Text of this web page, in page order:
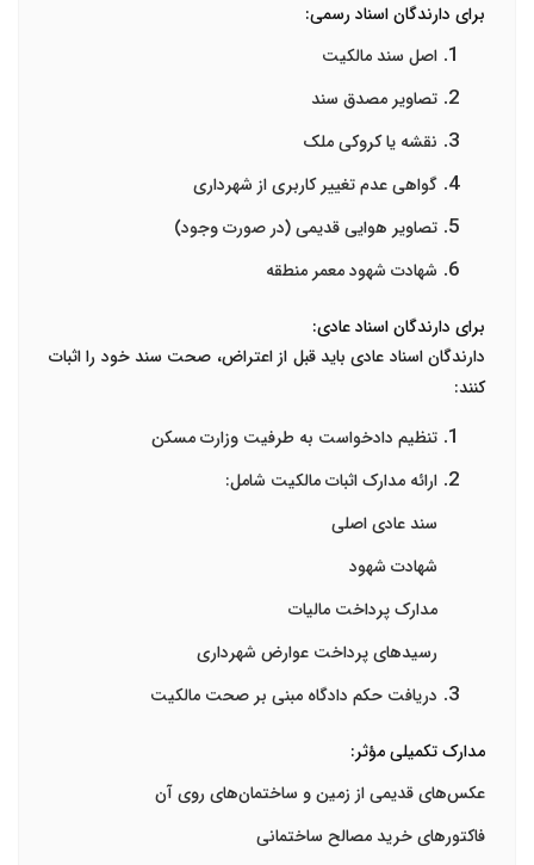
برای دارندگان اسناد رسمی:
اصل سند مالکیت
تصاویر مصدق سند
نقشه یا کروکی ملک
گواهی عدم تغییر کاربریاز شهرداری
تصاویر هوایی قدیمی(در صورت وجود)
شهادت شهود معمر منطقه
برای دارندگان اسناد عادی:
دارندگان اسناد عادی باید قبل از اعتراض، صحت سند خود را اثبات
کنند:
تنظیم دادخواست به طرفیت وزارت مسکن
ارائه مدارک اثبات مالکیت شامل:
سند عادی اصلی
شهادت شهود
مدارک پرداخت مالیات
رسیدهای پرداخت عوارض شهرداری
دریافت حکم دادگاه مبنی بر صحت مالکیت
مدارک تکمیلی مؤثر:
عکس‌های قدیمیاز زمین و ساختمان‌های روی آن
فاکتورهای خرید مصالح ساختمانی